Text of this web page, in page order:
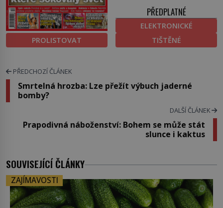
PROLISTOVAT
PŘEDPLATNÉ
ELEKTRONICKÉ
TIŠTĚNÉ
PŘEDCHOZÍ ČLÁNEK
Smrtelná hrozba: Lze přežít výbuch jaderné
bomby?
DALŠÍ ČLÁNEK
Prapodivná náboženství: Bohem se může stát
slunce i kaktus
SOUVISEJÍCÍ ČLÁNKY
ZAJÍMAVOSTI